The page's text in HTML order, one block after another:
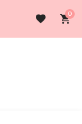
0